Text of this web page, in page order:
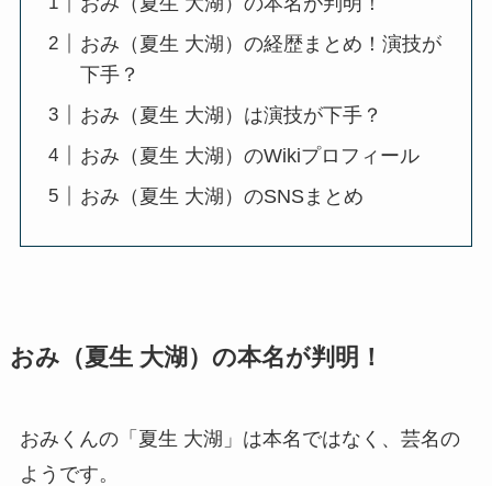
おみ（夏生 大湖）の経歴まとめ！演技が
下手？
おみ（夏生 大湖）は演技が下手？
おみ（夏生 大湖）のWikiプロフィール
おみ（夏生 大湖）のSNSまとめ
おみ（夏生 大湖）の本名が判明！
おみくんの「夏生 大湖」は本名ではなく、芸名の
ようです。